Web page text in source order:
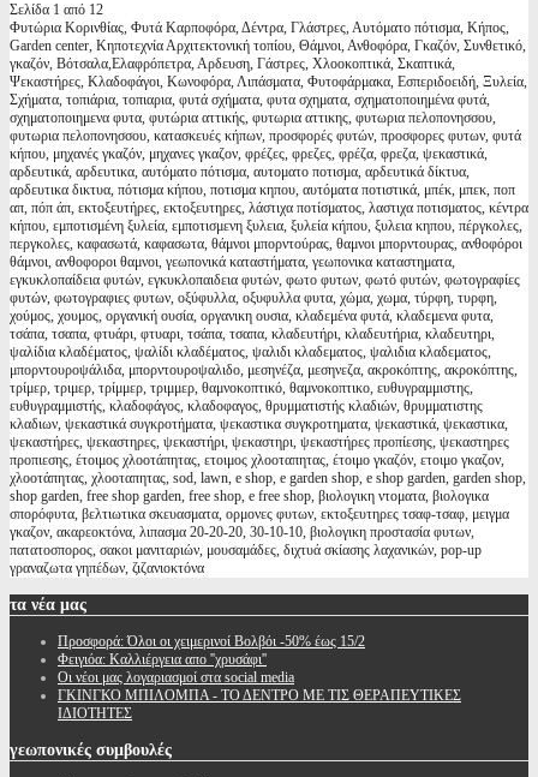
Σελίδα 1 από 12
Φυτώρια Κορινθίας, Φυτά Καρποφόρα, Δέντρα, Γλάστρες, Αυτόματο πότισμα, Κήπος,
Garden center, Κηποτεχνία Αρχιτεκτονική τοπίου, Θάμνοι, Ανθοφόρα, Γκαζόν, Συνθετικό,
γκαζόν, Βότσαλα,Ελαφρόπετρα, Αρδευση, Γάστρες, Χλοοκοπτικά, Σκαπτικά,
Ψεκαστήρες, Κλαδοφάγοι, Κωνοφόρα, Λιπάσματα, Φυτοφάρμακα, Εσπεριδοειδή, Ξυλεία,
Σχήματα, τοπιάρια, τοπιαρια, φυτά σχήματα, φυτα σχηματα, σχηματοποιημένα φυτά,
σχηματοποιημενα φυτα, φυτώρια αττικής, φυτωρια αττικης, φυτωρια πελοπονησσου,
φυτωρια πελοπονησσου, κατασκευές κήπων, προσφορές φυτών, προσφορες φυτων, φυτά
κήπου, μηχανές γκαζόν, μηχανες γκαζον, φρέζες, φρεζες, φρέζα, φρεζα, ψεκαστικά,
αρδευτικά, αρδευτικα, αυτόματο πότισμα, αυτοματο ποτισμα, αρδευτικά δίκτυα,
αρδευτικα δικτυα, πότισμα κήπου, ποτισμα κηπου, αυτόματα ποτιστικά, μπέκ, μπεκ, ποπ
απ, πόπ άπ, εκτοξευτήρες, εκτοξευτηρες, λάστιχα ποτίσματος, λαστιχα ποτισματος, κέντρα
κήπου, εμποτισμένη ξυλεία, εμποτισμενη ξυλεια, ξυλεία κήπου, ξυλεια κηπου, πέργκολες,
περγκολες, καφασωτά, καφασωτα, θάμνοι μπορντούρας, θαμνοι μπορντουρας, ανθοφόροι
θάμνοι, ανθοφοροι θαμνοι, γεωπονικά καταστήματα, γεωπονικα καταστηματα,
εγκυκλοπαίδεια φυτών, εγκυκλοπαιδεια φυτών, φωτο φυτων, φωτό φυτών, φωτογραφίες
φυτών, φωτογραφιες φυτων, οξύφυλλα, οξυφυλλα φυτα, χώμα, χωμα, τύρφη, τυρφη,
χούμος, χουμος, οργανική ουσία, οργανικη ουσια, κλαδεμένα φυτά, κλαδεμενα φυτα,
τσάπα, τσαπα, φτυάρι, φτυαρι, τσάπα, τσαπα, κλαδευτήρι, κλαδευτήρια, κλαδευτηρι,
ψαλίδια κλαδέματος, ψαλίδι κλαδέματος, ψαλιδι κλαδεματος, ψαλιδια κλαδεματος,
μπορντουροψάλιδα, μπορντουροψαλιδο, μεσηνέζα, μεσηνεζα, ακροκόπτης, ακροκόπτης,
τρίμερ, τριμερ, τρίμμερ, τριμμερ, θαμνοκοπτικό, θαμνοκοπτικο, ευθυγραμμιστης,
ευθυγραμμιστής, κλαδοφάγος, κλαδοφαγος, θρυμματιστής κλαδιών, θρυμματιστης
κλαδιων, ψεκαστικά συγκροτήματα, ψεκαστικα συγκροτηματα, ψεκαστικά, ψεκαστικα,
ψεκαστήρες, ψεκαστηρες, ψεκαστήρι, ψεκαστηρι, ψεκαστήρες προπίεσης, ψεκαστηρες
προπιεσης, έτοιμος χλοοτάπητας, ετοιμος χλοοταπητας, έτοιμο γκαζόν, ετοιμο γκαζον,
χλοοτάπητας, χλοοταπητας, sod, lawn, e shop, e garden shop, e shop garden, garden shop,
shop garden, free shop garden, free shop, e free shop, βιολογικη ντοματα, βιολογικα
σπορόφυτα, βελτιωτικα σκευασματα, ορμονες φυτων, εκτοξευτηρες τσαφ-τσαφ, μειγμα
γκαζον, ακαρεοκτόνα, λιπασμα 20-20-20, 30-10-10, βιολογικη προστασία φυτων,
πατατοσπορος, σακοι μανιταριών, μουσαμάδες, διχτυά σκίασης λαχανικών, pop-up
γραναζωτα γηπέδων, ζιζανιοκτόνα
τα νέα μας
Προσφορά: Όλοι οι χειμερινοί Βολβόι -50% έως 15/2
Φειγιόα: Καλλιέργεια απο ''χρυσάφι''
Oι νέοι μας λογαριασμοί στα social media
ΓΚΙΝΓΚΟ ΜΠΙΛΟΜΠΑ - ΤΟ ΔΕΝΤΡΟ ΜΕ ΤΙΣ ΘΕΡΑΠΕΥΤΙΚΕΣ
ΙΔΙΟΤΗΤΕΣ
γεωπονικές συμβουλές